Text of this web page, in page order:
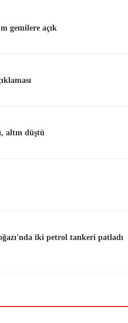
gemilere açık
altın düştü
iki petrol tankeri patladı